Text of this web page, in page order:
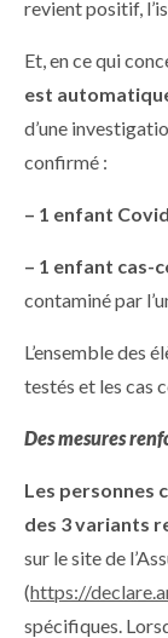
revient positif,
Et, en ce qui
est
d’une
confirmé :
– 1 enfant
– 1 enfant cas-
contaminé par
L’ensemble des
testés et les cas
Des mesures
Les personnes
des 3 variants
sur le site de
(https://
spécifiques.